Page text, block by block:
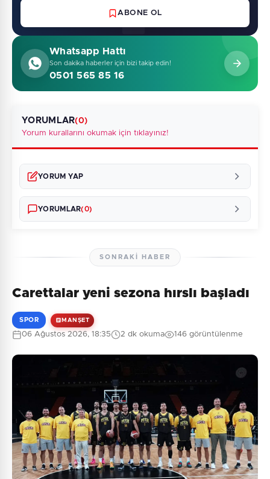
ABONE OL
Whatsapp Hattı
Son dakika haberler için bizi takip edin!
0501 565 85 16
YORUMLAR(0)
Yorum kurallarını okumak için tıklayınız!
YORUM YAP
0/2000
5 + 6 = ?
Gönder
YORUMLAR(0)
Henüz yorum yapılmamış. İlk yorumu siz yapın!
SONRAKI HABER
Carettalar yeni sezona hırslı başladı
SPOR MANŞET
06 Ağustos 2026, 18:35 2 dk okuma 146 görüntülenme